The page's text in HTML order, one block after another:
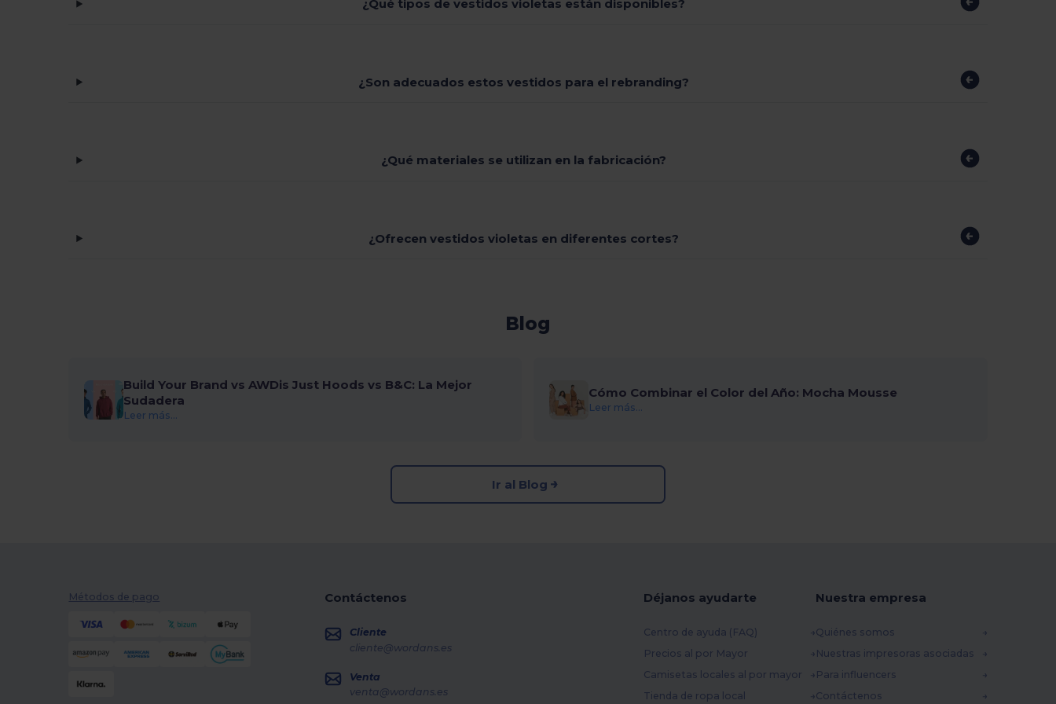
¿Qué tipos de vestidos violetas están disponibles?
¿Son adecuados estos vestidos para el rebranding?
¿Qué materiales se utilizan en la fabricación?
¿Ofrecen vestidos violetas en diferentes cortes?
Blog
Build Your Brand vs AWDis Just Hoods vs B&C: La Mejor
Sudadera
Leer más...
Cómo Combinar el Color del Año: Mocha Mousse
Leer más...
Ir al Blog
Métodos de pago Contáctenos
Cliente
cliente@wordans.es
Venta
venta@wordans.es
Déjanos ayudarte
Centro de ayuda (FAQ)
Precios al por Mayor
Camisetas locales al por mayor
Tienda de ropa local
Nuestra empresa
Quiénes somos
Nuestras impresoras asociadas
Para influencers
Contáctenos